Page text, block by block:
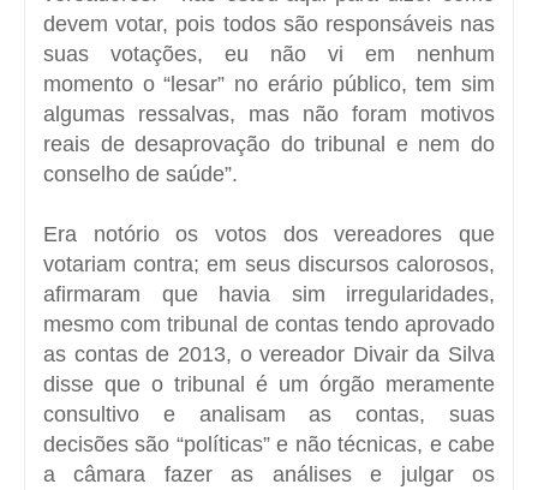
devem votar, pois todos são responsáveis nas
suas votações, eu não vi em nenhum
momento o “lesar” no erário público, tem sim
algumas ressalvas, mas não foram motivos
reais de desaprovação do tribunal e nem do
conselho de saúde”.
Era notório os votos dos vereadores que
votariam contra; em seus discursos calorosos,
afirmaram que havia sim irregularidades,
mesmo com tribunal de contas tendo aprovado
as contas de 2013, o vereador Divair da Silva
disse que o tribunal é um órgão meramente
consultivo e analisam as contas, suas
decisões são “políticas” e não técnicas, e cabe
a câmara fazer as análises e julgar os